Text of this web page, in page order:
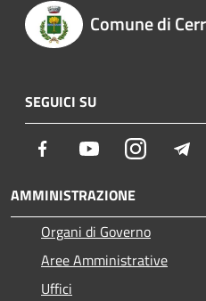
Comune di
SEGUICI SU
Facebook YoutubeInstagram
AMMINISTRAZIONE
Organi di Governo
Aree Amministrative
Uffici